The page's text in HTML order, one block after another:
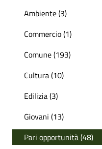
Ambiente (3)
Commercio (1)
Comune (193)
Cultura (10)
Edilizia (3)
Giovani (13)
Pari opportunità (48)